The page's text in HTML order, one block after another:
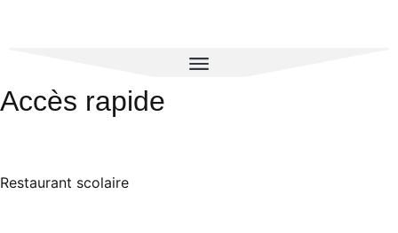
Accès rapide
Restaurant scolaire